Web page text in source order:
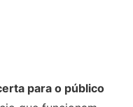
para o público